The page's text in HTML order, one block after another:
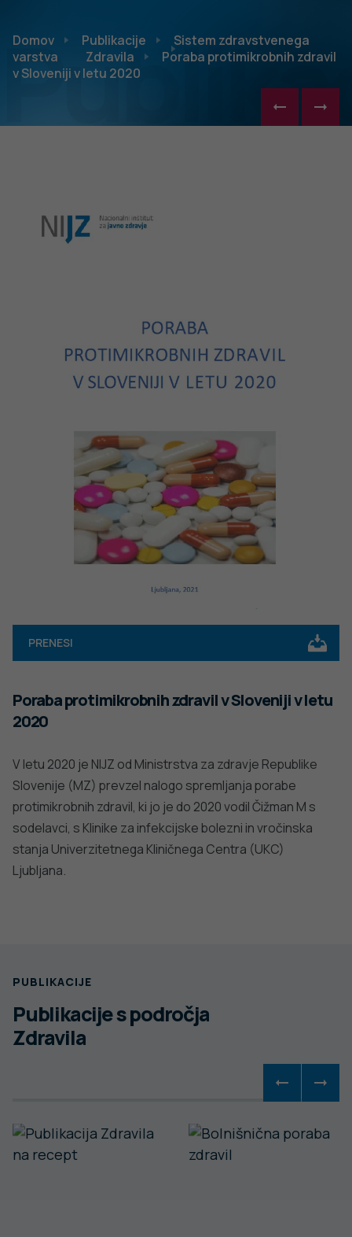
Domov Publikacije
Sistem zdravstvenega
varstva
Zdravila
Poraba protimikrobnih zdravil
v Sloveniji v letu 2020
PRENESI
Poraba protimikrobnih zdravil v Sloveniji v letu
2020
V letu 2020 je NIJZ od Ministrstva za zdravje Republike
Slovenije (MZ) prevzel nalogo spremljanja porabe
protimikrobnih zdravil, ki jo je do 2020 vodil Čižman M s
sodelavci, s Klinike za infekcijske bolezni in vročinska
stanja Univerzitetnega Kliničnega Centra (UKC)
Ljubljana.
PUBLIKACIJE
Publikacije s področja
Zdravila